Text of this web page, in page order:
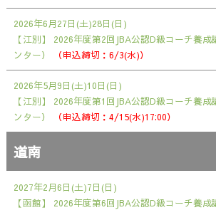
2026年6月27日(土)28日(日)
【江別】
2026年度第2回JBA公認D級コーチ養
ンター）
（申込締切：6/3(水)）
2026年5月9日(土)10日(日)
【江別】
2026年度第1回JBA公認D級コーチ養
ンター）
（申込締切：4/15(水)17:00）
道南
2027年2月6日(土)7日(日)
【函館】
2026年度第6回JBA公認D級コーチ養